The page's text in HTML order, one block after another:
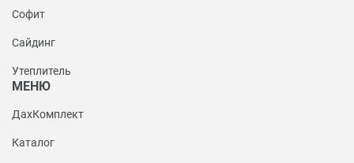
Софит
Сайдинг
Утеплитель
МЕНЮ
ДахКомплект
Каталог